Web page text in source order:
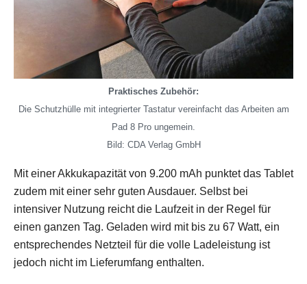
Praktisches Zubehör:
Die Schutzhülle mit integrierter Tastatur vereinfacht das Arbeiten am
Pad 8 Pro ungemein.
Bild: CDA Verlag GmbH
Mit einer Akkukapazität von 9.200 mAh punktet das Tablet
zudem mit einer sehr guten Ausdauer. Selbst bei
intensiver Nutzung reicht die Laufzeit in der Regel für
einen ganzen Tag. Geladen wird mit bis zu 67 Watt, ein
entsprechendes Netzteil für die volle Ladeleistung ist
jedoch nicht im Lieferumfang enthalten.